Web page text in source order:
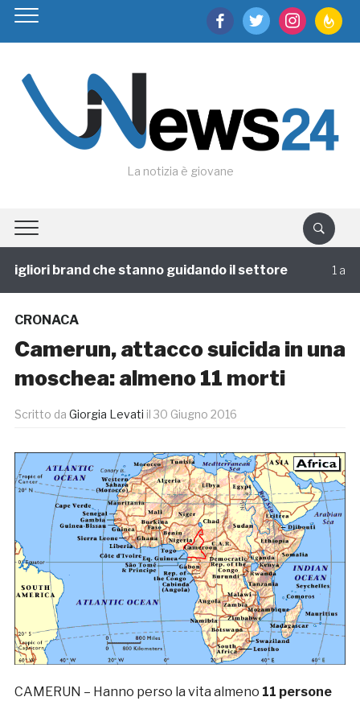
facebooktwitter instagram
La notizia è giovane
brand che stanno guidando il settore 1 annofa
CRONACA
Camerun, attacco suicida in una
moschea: almeno 11 morti
Scritto da Giorgia Levati il 30 Giugno 2016
CAMERUN – Hanno perso la vita almeno 11 persone